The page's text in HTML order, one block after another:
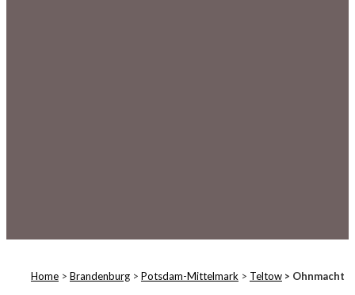
Home> Brandenburg> Potsdam-Mittelmark > Teltow> Ohnmacht